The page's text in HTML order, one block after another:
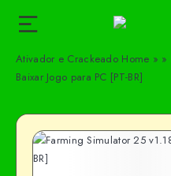
Ativador e Crackeado Home » »
Baixar Jogo para PC [PT-BR]